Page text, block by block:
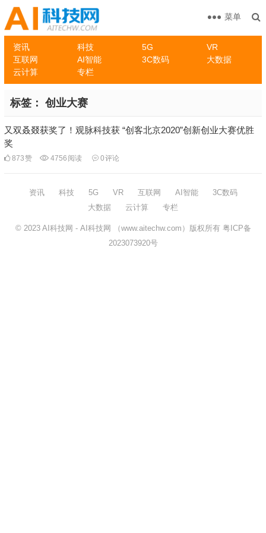
资讯 科技 5G
VR
互联网
AI智能 3C数码
大数据
云计算
专栏
菜单
标签： 创业大赛
又双叒叕获奖了！观脉科技获 “创客北京2020”创新创业大赛优胜
奖
873赞 4756 阅读 0评论
资讯 科技 5G VR 互联网 AI智能
3C数码
大数据
云计算 专栏
© 2023 AI科技网 - AI科技网 （www.aitechw.com）版权所有粤ICP备
2023073920号